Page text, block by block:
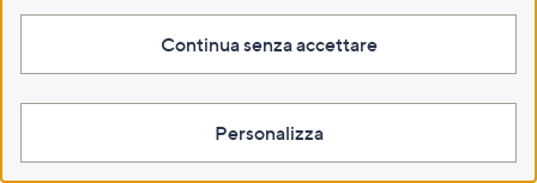
Continua senza accettare
Personalizza